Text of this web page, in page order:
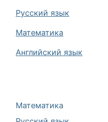
Математика
Русский язык
Математика
Английский язык